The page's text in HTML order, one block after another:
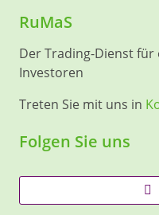
RuMaS
Der Trading-Dienst
Investoren
Treten Sie mit uns in
Folgen Sie uns